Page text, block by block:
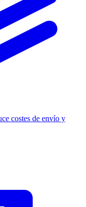
costes de envío y